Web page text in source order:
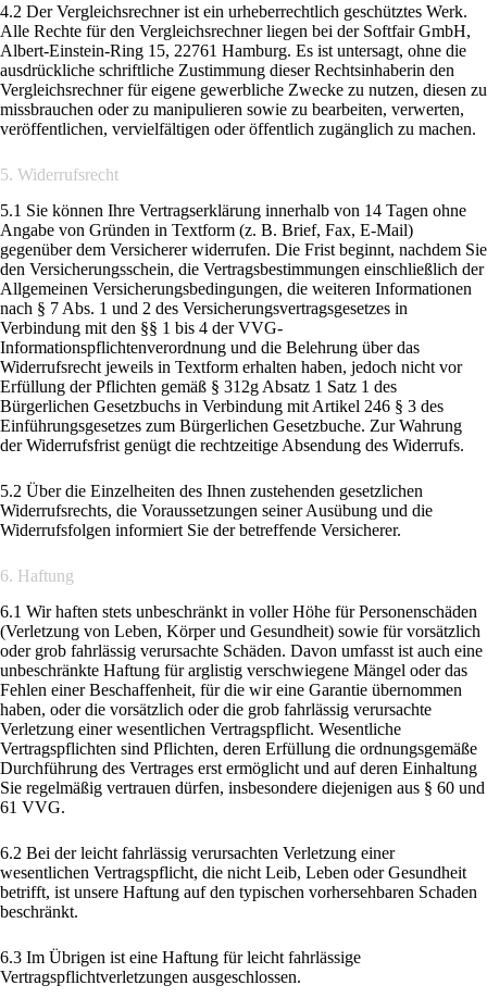
4.2 Der Vergleichsrechner ist ein urheberrechtlich geschütztes Werk.
Alle Rechte für den Vergleichsrechner liegen bei der Softfair GmbH,
Albert-Einstein-Ring 15, 22761 Hamburg. Es ist untersagt, ohne die
ausdrückliche schriftliche Zustimmung dieser Rechtsinhaberin den
Vergleichsrechner für eigene gewerbliche Zwecke zu nutzen, diesen zu
missbrauchen oder zu manipulieren sowie zu bearbeiten, verwerten,
veröffentlichen, vervielfältigen oder öffentlich zugänglich zu machen.
5. Widerrufsrecht
5.1 Sie können Ihre Vertragserklärung innerhalb von 14 Tagen ohne
Angabe von Gründen in Textform (z. B. Brief, Fax, E-Mail)
gegenüber dem Versicherer widerrufen. Die Frist beginnt, nachdem Sie
den Versicherungsschein, die Vertragsbestimmungen einschließlich der
Allgemeinen Versicherungsbedingungen, die weiteren Informationen
nach § 7 Abs. 1 und 2 des Versicherungsvertragsgesetzes in
Verbindung mit den §§ 1 bis 4 der VVG-
Informationspflichtenverordnung und die Belehrung über das
Widerrufsrecht jeweils in Textform erhalten haben, jedoch nicht vor
Erfüllung der Pflichten gemäß § 312g Absatz 1 Satz 1 des
Bürgerlichen Gesetzbuchs in Verbindung mit Artikel 246 § 3 des
Einführungsgesetzes zum Bürgerlichen Gesetzbuche. Zur Wahrung
der Widerrufsfrist genügt die rechtzeitige Absendung des Widerrufs.
5.2 Über die Einzelheiten des Ihnen zustehenden gesetzlichen
Widerrufsrechts, die Voraussetzungen seiner Ausübung und die
Widerrufsfolgen informiert Sie der betreffende Versicherer.
6. Haftung
6.1 Wir haften stets unbeschränkt in voller Höhe für Personenschäden
(Verletzung von Leben, Körper und Gesundheit) sowie für vorsätzlich
oder grob fahrlässig verursachte Schäden. Davon umfasst ist auch eine
unbeschränkte Haftung für arglistig verschwiegene Mängel oder das
Fehlen einer Beschaffenheit, für die wir eine Garantie übernommen
haben, oder die vorsätzlich oder die grob fahrlässig verursachte
Verletzung einer wesentlichen Vertragspflicht. Wesentliche
Vertragspflichten sind Pflichten, deren Erfüllung die ordnungsgemäße
Durchführung des Vertrages erst ermöglicht und auf deren Einhaltung
Sie regelmäßig vertrauen dürfen, insbesondere diejenigen aus § 60 und
61 VVG.
6.2 Bei der leicht fahrlässig verursachten Verletzung einer
wesentlichen Vertragspflicht, die nicht Leib, Leben oder Gesundheit
betrifft, ist unsere Haftung auf den typischen vorhersehbaren Schaden
beschränkt.
6.3 Im Übrigen ist eine Haftung für leicht fahrlässige
Vertragspflichtverletzungen ausgeschlossen.